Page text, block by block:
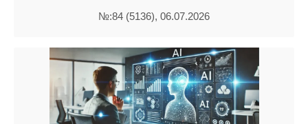
№:84 (5136), 06.07.2026